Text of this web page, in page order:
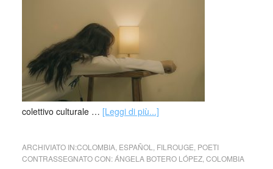
colettivo culturale … [Leggi di più...]
ARCHIVIATO IN:COLOMBIA, ESPAÑOL FILROUGE POETI
CONTRASSEGNATO CON:ÁNGELA BOTERO LÓPEZ, COLOMBIA